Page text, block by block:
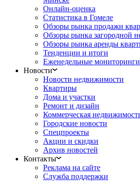
Онлайн-оценка
Статистика в Гомеле
Обзоры рынка продажи
Обзоры рынка загородной
Обзоры рынка аренды
Тенденции и итоги
Еженедельные мониторинги
Новости
Новости недвижимости
Квартиры
Дома и участки
Ремонт и дизайн
Коммерческая
Городские новости
Спецпроекты
Акции и скидки
Архив новостей
Контакты
Реклама на сайте
Служба поддержки